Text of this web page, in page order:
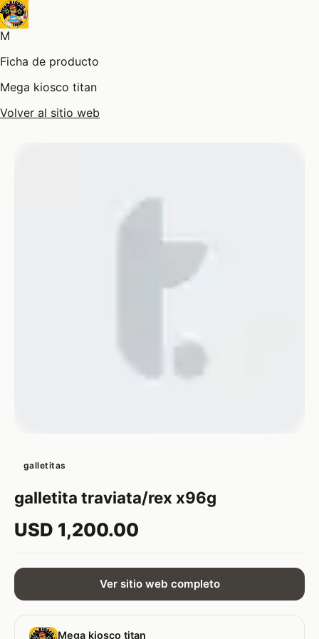
M
Ficha de producto
Mega kiosco titan
Volver al sitio web
galletitas
galletita traviata/rex x96g
USD 1,200.00
Ver sitio web completo
Mega kiosco titan